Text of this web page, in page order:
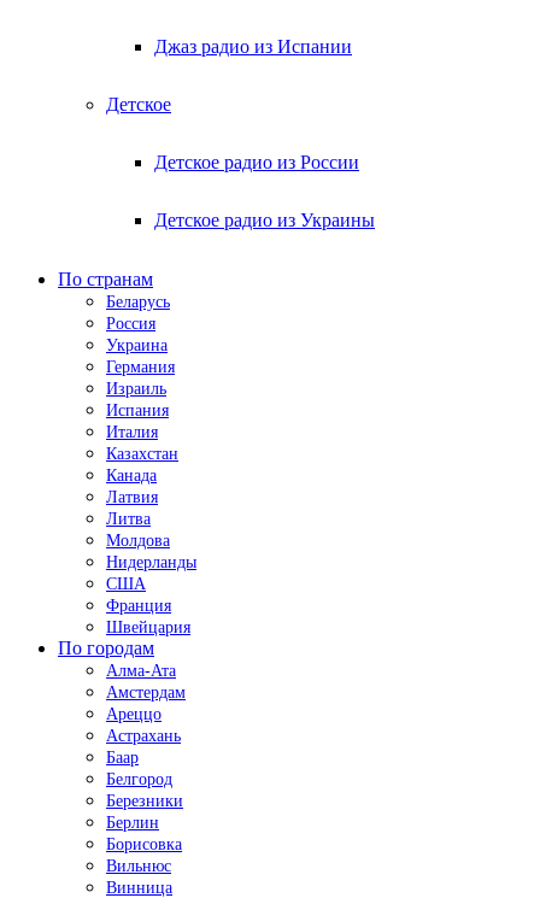
Джаз радио из Испании
Детское
Детское радио из России
Детское радио из Украины
По странам
Беларусь
Россия
Украина
Германия
Израиль
Испания
Италия
Казахстан
Канада
Латвия
Литва
Молдова
Нидерланды
США
Франция
Швейцария
По городам
Алма-Ата
Амстердам
Ареццо
Астрахань
Баар
Белгород
Березники
Берлин
Борисовка
Вильнюс
Винница